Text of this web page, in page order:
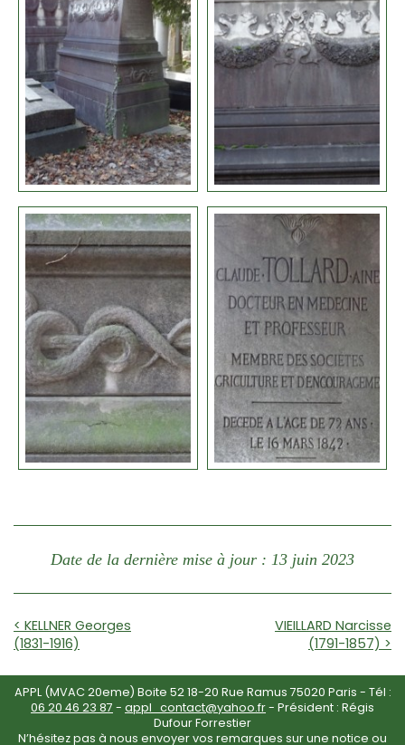
Date de la dernière mise à jour : 13 juin 2023
< KELLNER Georges
(1831-1916)
VIEILLARD Narcisse
(1791-1857) >
APPL (MVAC 20eme) Boite 52 18-20 Rue Ramus 75020 Paris - Tél :
06 20 46 23 87 - appl_contact@yahoo.fr- Président : Régis
Dufour Forrestier
N’hésitez pas à nous envoyer vos remarques sur une notice ou